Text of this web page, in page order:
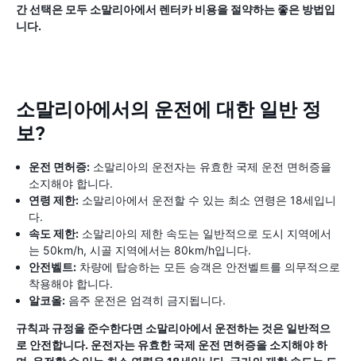
간 선택은 모두 소말리아에서 렌터카 비용을 절약하는 좋은 방법입
니다.
소말리아에서의 운전에 대한 일반 정
보?
운전 면허증: 소말리아의 운전자는 유효한 국제 운전 면허증을
소지해야 합니다.
연령 제한: 소말리아에서 운전할 수 있는 최소 연령은 18세입니
다.
속도 제한: 소말리아의 제한 속도는 일반적으로 도시 지역에서
는 50km/h, 시골 지역에서는 80km/h입니다.
안전벨트: 차량에 탑승하는 모든 승객은 안전벨트를 의무적으로
착용해야 합니다.
알코올: 음주 운전은 엄격히 금지됩니다.
규칙과 규정을 준수한다면 소말리아에서 운전하는 것은 일반적으
로 안전합니다. 운전자는 유효한 국제 운전 면허증을 소지해야 하